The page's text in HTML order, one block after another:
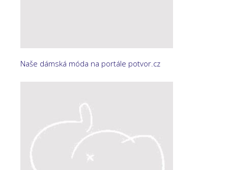
Naše dámská móda na portále potvor.cz